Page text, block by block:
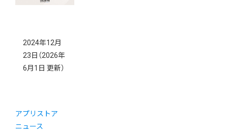
2024年12月
23日 （2026年
6月1日 更新）
アプリストア
ニュース